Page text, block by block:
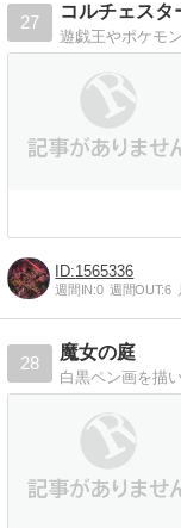
27
コルチェス
1565336
週間IN:0 週間OUT:6
28
魔女の庭